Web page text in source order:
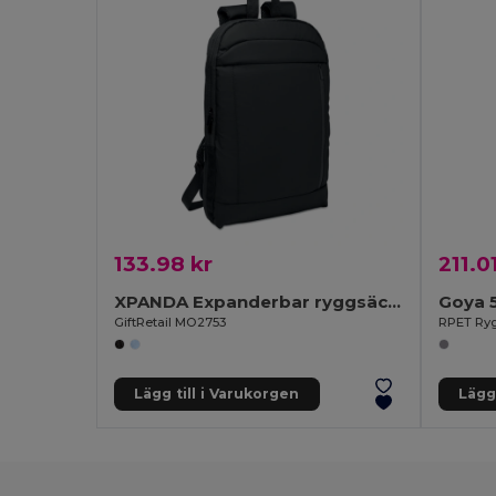
133.98 kr
XPANDA Expanderbar ryggsäck 600D RPET
GiftRetail MO2753
Lägg till i Varukorgen
Goya